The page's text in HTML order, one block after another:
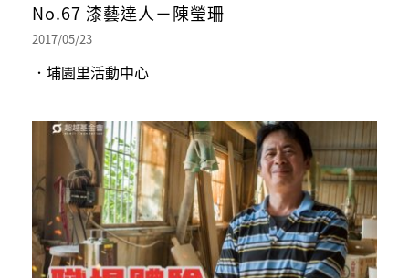
No.67 漆藝達人－陳瑩珊
2017/05/23
．埔園里活動中心